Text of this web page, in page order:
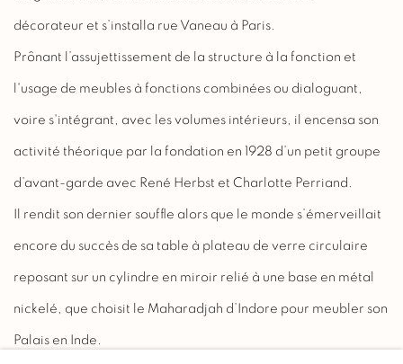
décorateur et s’installa rue Vaneau à Paris.
Prônant l’assujettissement de la structure à la fonction et
l'usage de meubles à fonctions combinées ou dialoguant,
voire s'intégrant, avec les volumes intérieurs, il encensa son
activité théorique par la fondation en 1928 d’un petit groupe
d’avant-garde avec René Herbst et Charlotte Perriand.
Il rendit son dernier souffle alors que le monde s’émerveillait
encore du succès de sa table à plateau de verre circulaire
reposant sur un cylindre en miroir relié à une base en métal
nickelé, que choisit le Maharadjah d’Indore pour meubler son
Palais en Inde.